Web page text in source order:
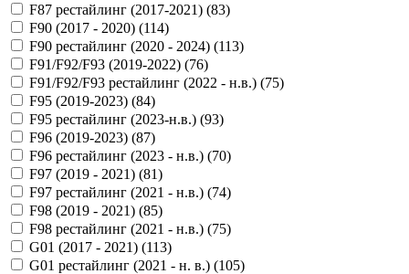
F87 рестайлинг (2017-2021) (83)
F90 (2017 - 2020) (114)
F90 рестайлинг (2020 - 2024) (113)
F91/F92/F93 (2019-2022) (76)
F91/F92/F93 рестайлинг (2022 - н.в.) (75)
F95 (2019-2023) (84)
F95 рестайлинг (2023-н.в.) (93)
F96 (2019-2023) (87)
F96 рестайлинг (2023 - н.в.) (70)
F97 (2019 - 2021) (81)
F97 рестайлинг (2021 - н.в.) (74)
F98 (2019 - 2021) (85)
F98 рестайлинг (2021 - н.в.) (75)
G01 (2017 - 2021) (113)
G01 рестайлинг (2021 - н. в.) (105)